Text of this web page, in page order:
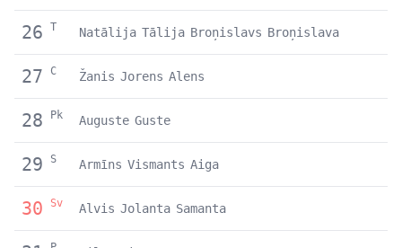
26 T Natālija Tālija Broņislavs Broņislava
27 C Žanis Jorens Alens
28 Pk Auguste Guste
29 S Armīns Vismants Aiga
30 Sv Alvis Jolanta Samanta